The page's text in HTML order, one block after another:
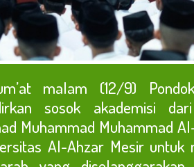
malam (12/9)
sosok akademisi
Muhammad Muhammad
Al-Ahzar Mesir untuk